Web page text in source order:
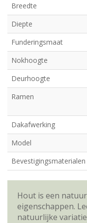
Breedte
Diepte
Funderingsmaat
Nokhoogte
Deurhoogte
Ramen
Dakafwerking
Model
Bevestigingsmaterialen
Hout is een
eigenschappen.
natuurlijke